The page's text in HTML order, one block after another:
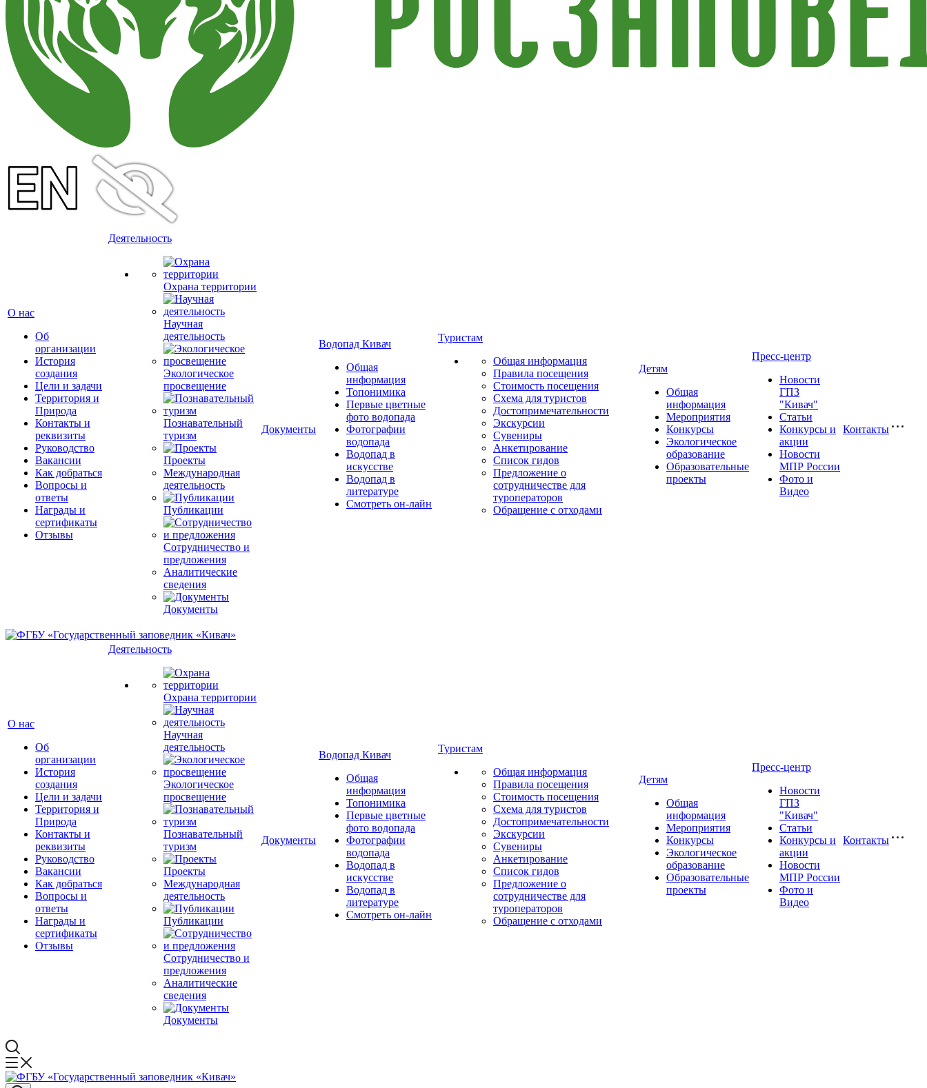
О нас
Об
организации
История
создания
Цели и задачи
Территория и
Природа
Контакты и
реквизиты
Руководство
Вакансии
Как добраться
Вопросы и
ответы
Награды и
сертификаты
Отзывы
Деятельность
Охрана территории
Научная
деятельность
Экологическое
просвещение
Познавательный
туризм
Проекты
Международная
деятельность
Публикации
Сотрудничество и
предложения
Аналитические
сведения
Документы
Документы
Водопад Кивач
Общая
информация
Топонимика
Первые цветные
фото водопада
Фотографии
водопада
Водопад в
искусстве
Водопад в
литературе
Смотреть он-лайн
Туристам
Общая информация
Правила посещения
Стоимость посещения
Схема для туристов
Достопримечательности
Экскурсии
Сувениры
Анкетирование
Список гидов
Предложение о
сотрудничестве для
туроператоров
Обращение с отходами
Детям
Общая
информация
Мероприятия
Конкурсы
Экологическое
образование
Образовательные
проекты
Пресс-центр
Новости
ГПЗ
"Кивач"
Статьи
Конкурсы и
акции
Новости
МПР России
Фото и
Видео
Контакты
О нас
Об
организации
История
создания
Цели и задачи
Территория и
Природа
Контакты и
реквизиты
Руководство
Вакансии
Как добраться
Вопросы и
ответы
Награды и
сертификаты
Отзывы
Деятельность
Охрана территории
Научная
деятельность
Экологическое
просвещение
Познавательный
туризм
Проекты
Международная
деятельность
Публикации
Сотрудничество и
предложения
Аналитические
сведения
Документы
Документы
Водопад Кивач
Общая
информация
Топонимика
Первые цветные
фото водопада
Фотографии
водопада
Водопад в
искусстве
Водопад в
литературе
Смотреть он-лайн
Туристам
Общая информация
Правила посещения
Стоимость посещения
Схема для туристов
Достопримечательности
Экскурсии
Сувениры
Анкетирование
Список гидов
Предложение о
сотрудничестве для
туроператоров
Обращение с отходами
Детям
Общая
информация
Мероприятия
Конкурсы
Экологическое
образование
Образовательные
проекты
Пресс-центр
Новости
ГПЗ
"Кивач"
Статьи
Конкурсы и
акции
Новости
МПР России
Фото и
Видео
Контакты